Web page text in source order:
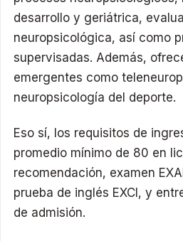
desarrollo y geriátrica,
neuropsicológica, así como
supervisadas. Además,
emergentes como
neuropsicología del deporte.
Eso sí, los requisitos de
promedio mínimo de 80 en
recomendación, examen
prueba de inglés EXCI, y
de admisión.